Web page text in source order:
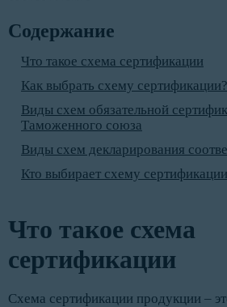
Содержание
Что такое схема сертификации
Как выбрать схему сертификации?
Виды схем обязательной
Таможенного союза
Виды схем декларирования
Кто выбирает схему
Что такое схема
сертификации
Схема сертификации продукции –